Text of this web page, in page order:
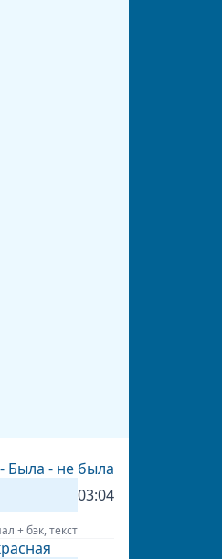
Была - не была
03:04
+ бэк, текст